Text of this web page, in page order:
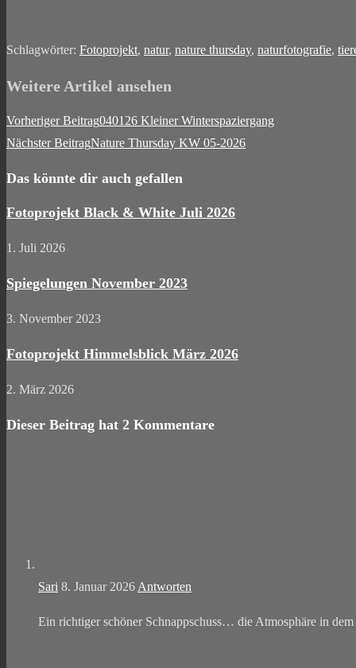
Schlagwörter: Fotoprojekt, natur, nature thursday, naturfotografie,
Weitere Artikel ansehen
Vorheriger Beitrag040126 Kleiner Winterspaziergang
Nächster BeitragNature Thursday KW 05-2026
Das könnte dir auch gefallen
Fotoprojekt Black & White Juli 2026
1. Juli 2026
Spiegelungen November 2023
3. November 2023
Fotoprojekt Himmelsblick März 2026
2. März 2026
Dieser Beitrag hat 2 Kommentare
Sari 8. Januar 2026 Antworten
Ein richtiger schöner Schnappschuss… die Atmosphäre in